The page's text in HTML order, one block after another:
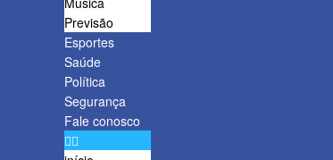
Previsão
Esportes
Saúde
Política
Segurança
Fale conosco